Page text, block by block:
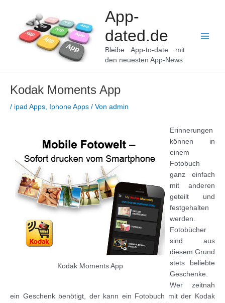
springen
App-
dated.de
Bleibe App-to-date mit
den neuesten App-News
Kodak Moments App
/ ipad Apps Iphone Apps / Von admin
Kodak Moments App
Erinnerungen
können in
einem
Fotobuch
ganz einfach
mit anderen
geteilt und
festgehalten
werden.
Fotobücher
sind aus
diesem Grund
stets beliebte
Geschenke.
Wer zeitnah
ein Geschenk benötigt, der kann ein Fotobuch mit der Kodak